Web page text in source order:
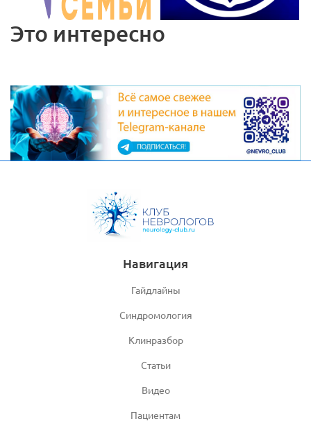
Это интересно
Навигация
Гайдлайны
Синдромология
Клинразбор
Статьи
Видео
Пациентам